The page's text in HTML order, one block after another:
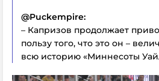
@Puckempire:
– Капризов продолжает
пользу того, что это он –
всю историю «Миннесоты